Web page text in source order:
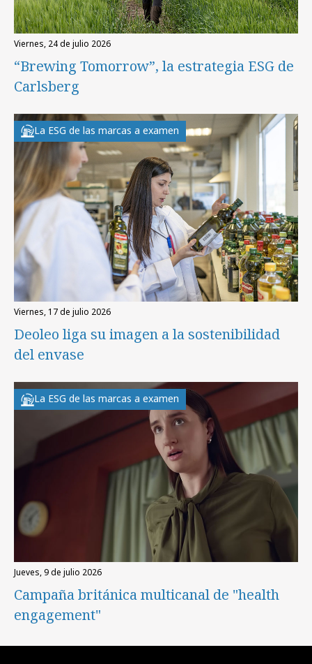
viernes, 24 de julio 2026
“Brewing Tomorrow”, la estrategia ESG de
Carlsberg
La ESG de las marcas a examen
viernes, 17 de julio 2026
Deoleo liga su imagen a la sostenibilidad
del envase
La ESG de las marcas a examen
jueves, 9 de julio 2026
Campaña británica multicanal de "health
engagement"